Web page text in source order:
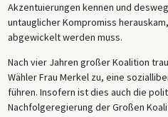
Akzentuierungen kennen und
untauglicher Kompromiss
abgewickelt werden muss.
Nach vier Jahren großer Koalition
Wähler Frau Merkel zu, eine
führen. Insofern ist dies auch die
Nachfolgeregierung der Großen